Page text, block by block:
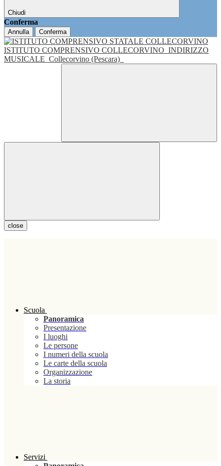
Chiudi
Conferma
Annulla Conferma
ISTITUTO COMPRENSIVO COLLECORVINO INDIRIZZO
MUSICALE Collecorvino (Pescara)
close
Scuola
Panoramica
Presentazione
I luoghi
Le persone
I numeri della scuola
Le carte della scuola
Organizzazione
La storia
Servizi